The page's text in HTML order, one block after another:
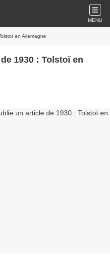
MENU
en Allemagne
1930 : Tolstoï en